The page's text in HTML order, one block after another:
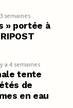
semaines
» portée à
a 4 semaines
tente
de
en eau